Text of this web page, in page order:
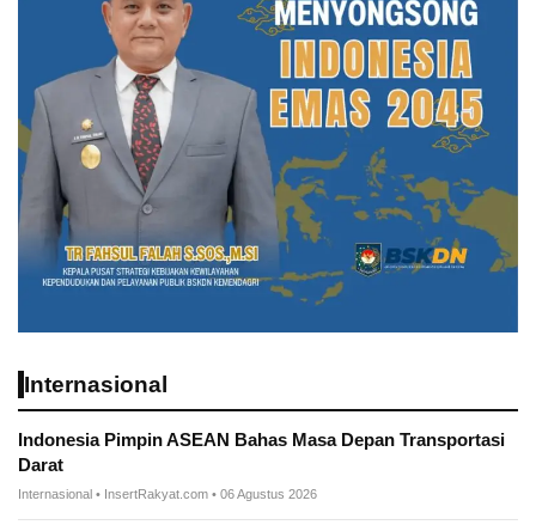
Internasional
Indonesia Pimpin ASEAN Bahas Masa Depan Transportasi
Darat
Internasional • InsertRakyat.com • 06 Agustus 2026